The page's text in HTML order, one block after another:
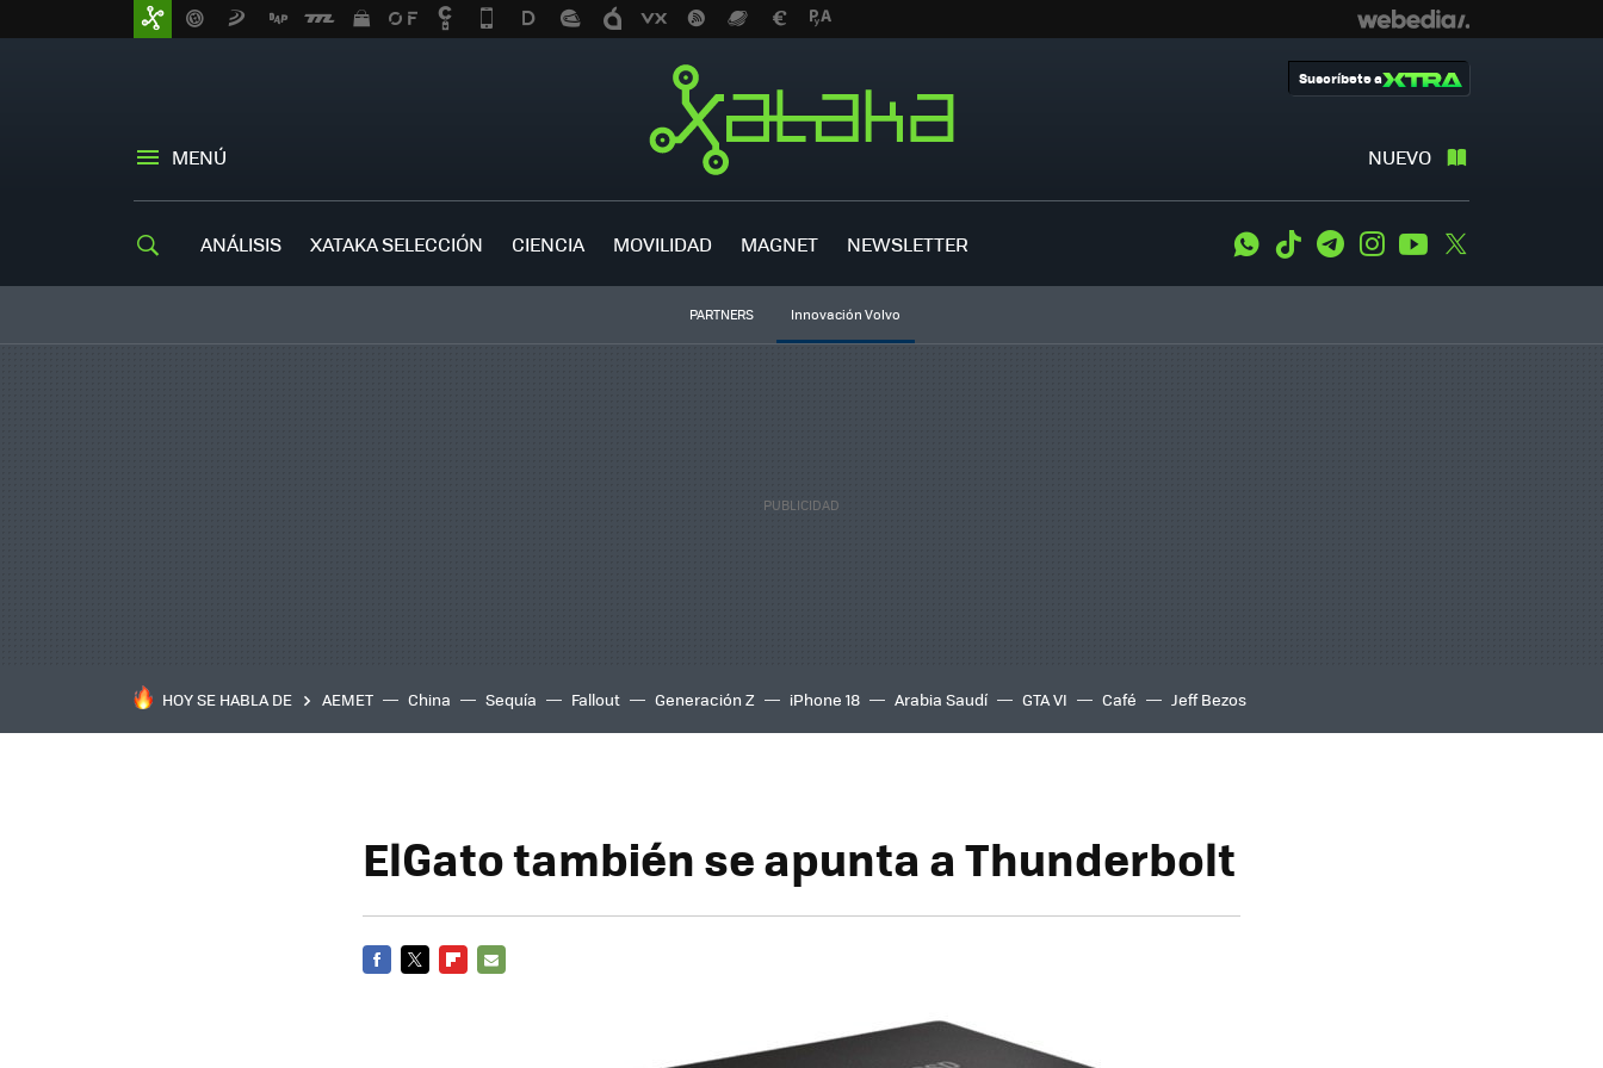
MENÚ NUEVO
Suscríbete a
ANÁLISIS XATAKA SELECCIÓN CIENCIA MOVILIDAD MAGNET NEWSLETTER WhatsApp
Tiktok TelegramInstagramYoutube
PARTNERS Innovación Volvo
HOY SE HABLA DE AEMET China Sequía Fallout Generación Z iPhone 18 Arabia Saudí GTA VI Café Jeff Bezos
ElGato también se apunta a Thunderbolt